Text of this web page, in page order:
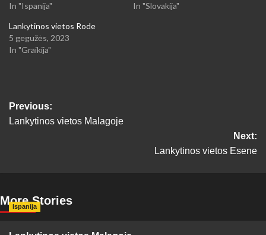
In "Ispanija"
In "Slovakija"
Lankytinos vietos Rode
5 gegužės, 2023
In "Graikija"
Post
navigation
Previous:
Lankytinos vietos Malagoje
Next:
Lankytinos vietos Esene
More Stories
Ispanija